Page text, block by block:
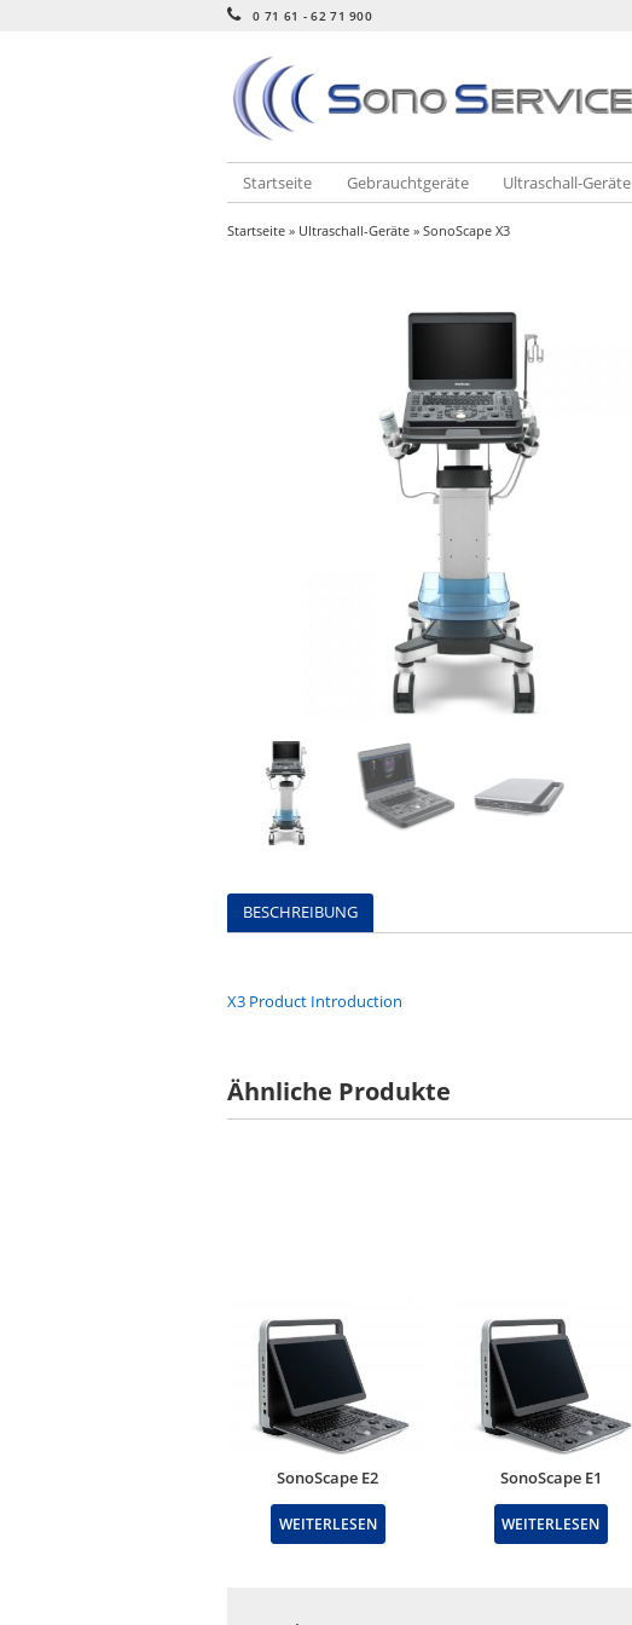
0 71 61 - 62 71 900
Startseite Gebrauchtgeräte Ultraschall-Geräte
Startseite » Ultraschall-Geräte » SonoScape X3
BESCHREIBUNG
X3 Product Introduction
Ähnliche Produkte
SonoScape E2
WEITERLESEN
SonoScape E1
WEITERLESEN